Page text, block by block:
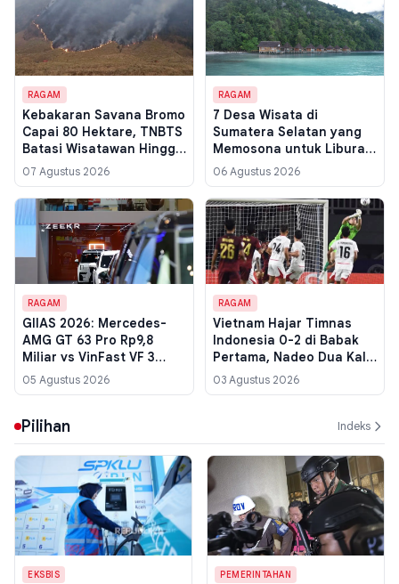
RAGAM
Kebakaran Savana Bromo
Capai 80 Hektare, TNBTS
Batasi Wisatawan Hingga
Lautan Pasir
07 Agustus 2026
RAGAM
7 Desa Wisata di
Sumatera Selatan yang
Memosona untuk Liburan
Akhir Pekan
06 Agustus 2026
RAGAM
GIIAS 2026: Mercedes-
AMG GT 63 Pro Rp9,8
Miliar vs VinFast VF 3
Rp155 Juta, Selisihnya 63
Kali Lipat
05 Agustus 2026
RAGAM
Vietnam Hajar Timnas
Indonesia 0-2 di Babak
Pertama, Nadeo Dua Kali
Kebobolan dari Tiang
Dekat
03 Agustus 2026
Pilihan Indeks
EKSBIS PEMERINTAHAN